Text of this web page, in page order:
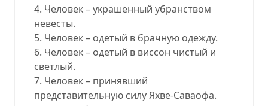
4. Человек – украшенный убранством
невесты.
5. Человек – одетый в брачную одежду.
6. Человек – одетый в виссон чистый и
светлый.
7. Человек – принявший
представительную силу Яхве-Саваофа.